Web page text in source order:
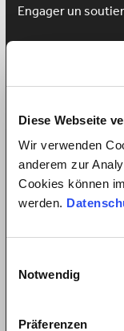
Diese Webseite
Wir verwenden
anderem zur
Cookies können
werden.
Notwendig
Präferenzen
Engager un
Avantages pour
Login pour
Tout sur les
Le paiement du